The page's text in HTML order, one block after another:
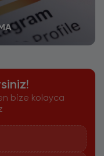
bize kolayca